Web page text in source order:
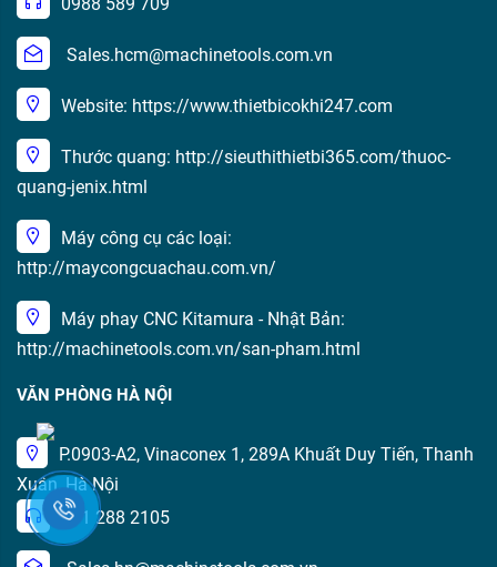
0988 589 709
Sales.hcm@machinetools.com.vn
Website: https://www.thietbicokhi247.com
Thước quang: http://sieuthithietbi365.com/thuoc-
quang-jenix.html
Máy công cụ các loại:
http://maycongcuachau.com.vn/
Máy phay CNC Kitamura - Nhật Bản:
http://machinetools.com.vn/san-pham.html
VĂN PHÒNG HÀ NỘI
P.0903-A2, Vinaconex 1, 289A Khuất Duy Tiến, Thanh
Xuân, Hà Nội
091 288 2105